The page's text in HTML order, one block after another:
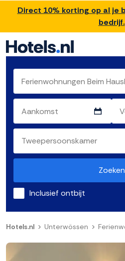
Direct 10% korting op al je
bedrijf.
Zoeken
Inclusief ontbijt
Hotels.nl Unterwössen